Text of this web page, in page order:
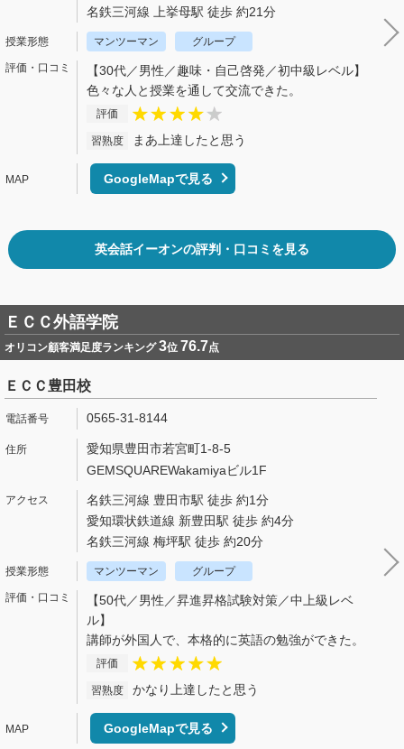
名鉄三河線 上挙母駅 徒歩 約21分
マンツーマン グループ
【30代／男性／趣味・自己啓発／初中級レベル】
色々な人と授業を通して交流できた。
評価
習熟度 まあ上達したと思う
GoogleMapで見る
英会話イーオンの評判・口コミを見る
ＥＣＣ外語学院
オリコン顧客満足度ランキング3位 76.7点
ＥＣＣ豊田校
0565-31-8144
愛知県豊田市若宮町1-8-5
GEMSQUAREWakamiyaビル1F
名鉄三河線 豊田市駅 徒歩 約1分
愛知環状鉄道線 新豊田駅 徒歩 約4分
名鉄三河線 梅坪駅 徒歩 約20分
マンツーマン グループ
【50代／男性／昇進昇格試験対策／中上級レベ
ル】
講師が外国人で、本格的に英語の勉強ができた。
評価
習熟度 かなり上達したと思う
GoogleMapで見る